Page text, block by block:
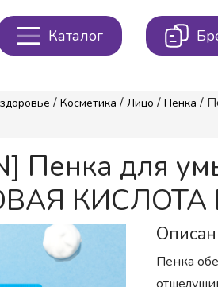
Каталог
/ Косметика / Лицо / Пенка /
Пенка для
КИСЛОТА
Пенка